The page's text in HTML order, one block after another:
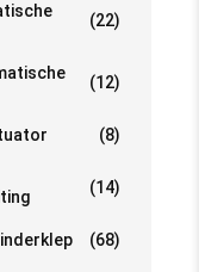
(22)
(12)
(8)
(14)
(68)